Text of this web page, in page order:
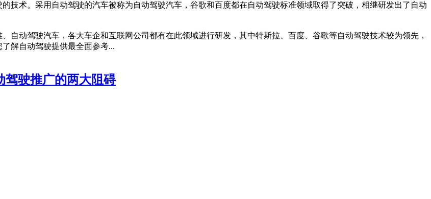
技术。采用自动驾驶的汽车被称为自动驾驶汽车，谷歌和百度都在自动驾驶标准领域取得了突破，相继研发出了自动
自动驾驶汽车，各大车企和互联网公司都有在此领域进行研发，其中特斯拉、百度、谷歌等自动驾驶技术较为领先，
解自动驾驶提供最全面参考...
驾驶推广的两大阻碍